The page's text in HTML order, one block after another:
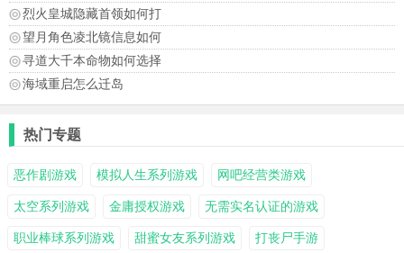
烈火皇城隐藏首领如何打
望月角色凌北镜信息如何
寻道大千本命物如何选择
海域重启怎么迁岛
热门专题
恶作剧游戏 模拟人生系列游戏 网吧经营类游戏
太空系列游戏 金庸授权游戏 无需实名认证的游戏
职业棒球系列游戏 甜蜜女友系列游戏 打丧尸手游